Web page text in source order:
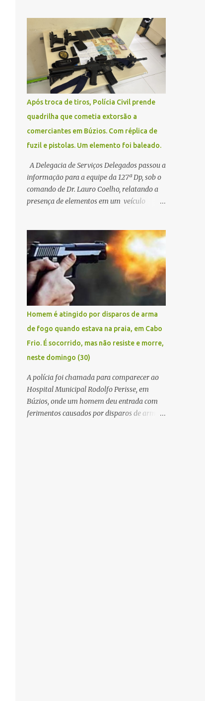
dia serão remarcadas; a orientação é que os
pacientes procurem as unidades na
segunda-feira (2) para saberem o dia da
remarcação. Contamos com a compreensão
de toda população, pois se trata de uma
situação climática que foge ao controle da
administração pública.
Após troca de tiros, Polícia Civil prende
quadrilha que cometia extorsão a
comerciantes em Búzios. Com réplica de
fuzil e pistolas. Um elemento foi baleado.
A Delegacia de Serviços Delegados passou a
informação para a equipe da 127ª Dp, sob o
comando de Dr. Lauro Coelho, relatando a
presença de elementos em um veículo
Búzios, na manhã de sexta feira (05). De
posse da placa do carro, a equipe da Civil
conseguiu aborda los na Estrada de Guriri
quanto tentavam fugir da cidade Buziana.
Um dos detidos é policial civil e este foi
baleado na perna na troca de tiros . Na
ocorrência, três armas, pistolas e uma
réplica de fuzil, foram apreendidas. O
homem baleado foi identificado como
Claudio Bastos, conhecido no meio político.
Homem é atingido por disparos de arma
de fogo quando estava na praia, em Cabo
Frio. É socorrido, mas não resiste e morre,
neste domingo (30)
A polícia foi chamada para comparecer ao
Hospital Municipal Rodolfo Perisse, em
Búzios, onde um homem deu entrada com
ferimentos causados por disparos de arma